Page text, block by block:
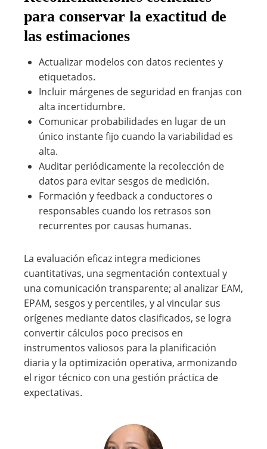
para conservar la exactitud de
las estimaciones
Actualizar modelos con datos recientes y
etiquetados.
Incluir márgenes de seguridad en franjas con
alta incertidumbre.
Comunicar probabilidades en lugar de un
único instante fijo cuando la variabilidad es
alta.
Auditar periódicamente la recolección de
datos para evitar sesgos de medición.
Formación y feedback a conductores o
responsables cuando los retrasos son
recurrentes por causas humanas.
La evaluación eficaz integra mediciones
cuantitativas, una segmentación contextual y
una comunicación transparente; al analizar EAM,
EPAM, sesgos y percentiles, y al vincular sus
orígenes mediante datos clasificados, se logra
convertir cálculos poco precisos en
instrumentos valiosos para la planificación
diaria y la optimización operativa, armonizando
el rigor técnico con una gestión práctica de
expectativas.